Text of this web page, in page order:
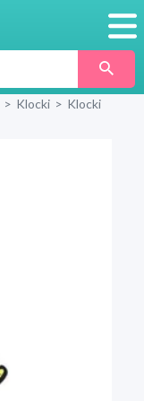
> Klocki > Klocki